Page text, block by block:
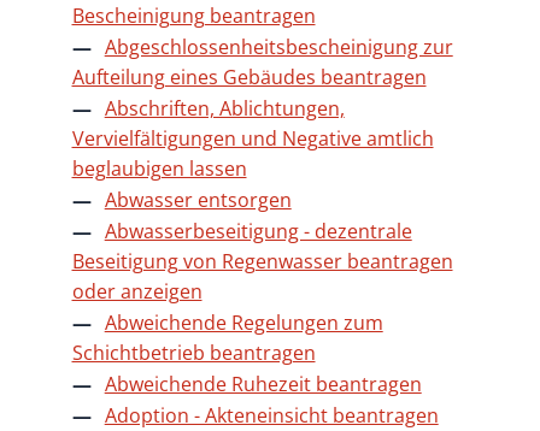
Bescheinigung beantragen
Abgeschlossenheitsbescheinigung zur
Aufteilung eines Gebäudes beantragen
Abschriften, Ablichtungen,
Vervielfältigungen und Negative amtlich
beglaubigen lassen
Abwasser entsorgen
Abwasserbeseitigung - dezentrale
Beseitigung von Regenwasser beantragen
oder anzeigen
Abweichende Regelungen zum
Schichtbetrieb beantragen
Abweichende Ruhezeit beantragen
Adoption - Akteneinsicht beantragen